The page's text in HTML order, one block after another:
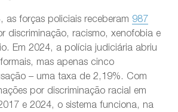
as forças policiais receberam 987
discriminação, racismo, xenofobia e
Em 2024, a polícia judiciária abriu
mas apenas cinco
– uma taxa de 2,19%. Com
por discriminação racial em
e 2024, o sistema funciona, na